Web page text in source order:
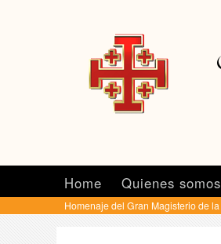
Home Quienes somos
Homenaje del Gran Magisterio de